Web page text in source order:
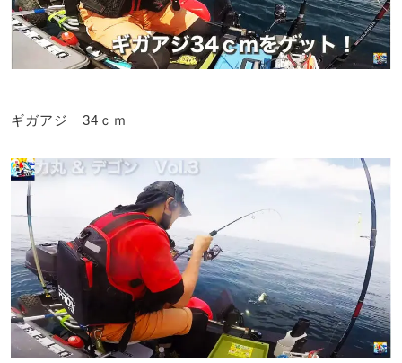
ギガアジ 34ｃｍ